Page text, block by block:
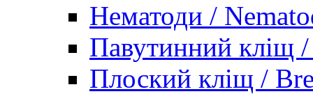
Нематоди /
Павутинний кліщ
Плоский кліщ /